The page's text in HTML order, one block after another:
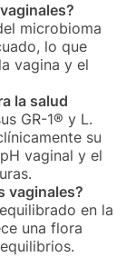
microbioma
lo que
vagina y el
la salud
GR-1® y L.
su
vaginal y el
vaginales?
en la
una flora